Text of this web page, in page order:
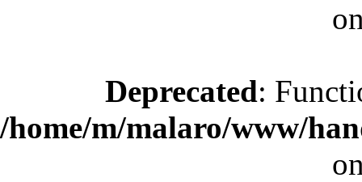
Deprecated:
/home/m/malaro/www/